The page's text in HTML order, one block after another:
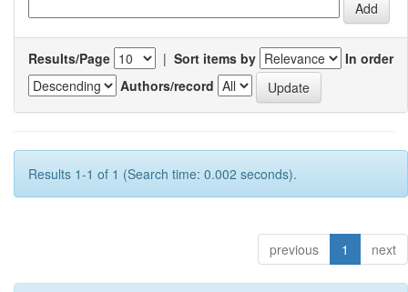
Results/Page | Sort items by
In order
Authors/record
Results 1-1 of 1 (Search time: 0.002 seconds).
previous 1 next